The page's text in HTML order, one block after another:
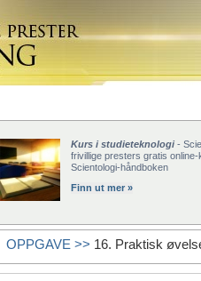
Kurs i studieteknologi-
frivillige presters gratis
Scientologi-håndboken
Finn ut mer »
OPPGAVE >> 16. Praktisk